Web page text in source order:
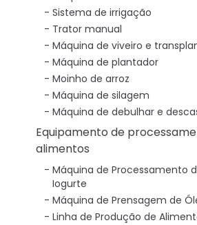
Sistema de irrigação
Trator manual
Máquina de viveiro e
Máquina de plantador
Moinho de arroz
Máquina de silagem
Máquina de debulhar e
Equipamento de
alimentos
Máquina de Processamento
Iogurte
Máquina de Prensagem de
Linha de Produção de